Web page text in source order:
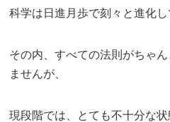
科学は日進月歩で刻々と進化し
その内、すべての法則がちゃ
ませんが、
現段階では、とても不十分な